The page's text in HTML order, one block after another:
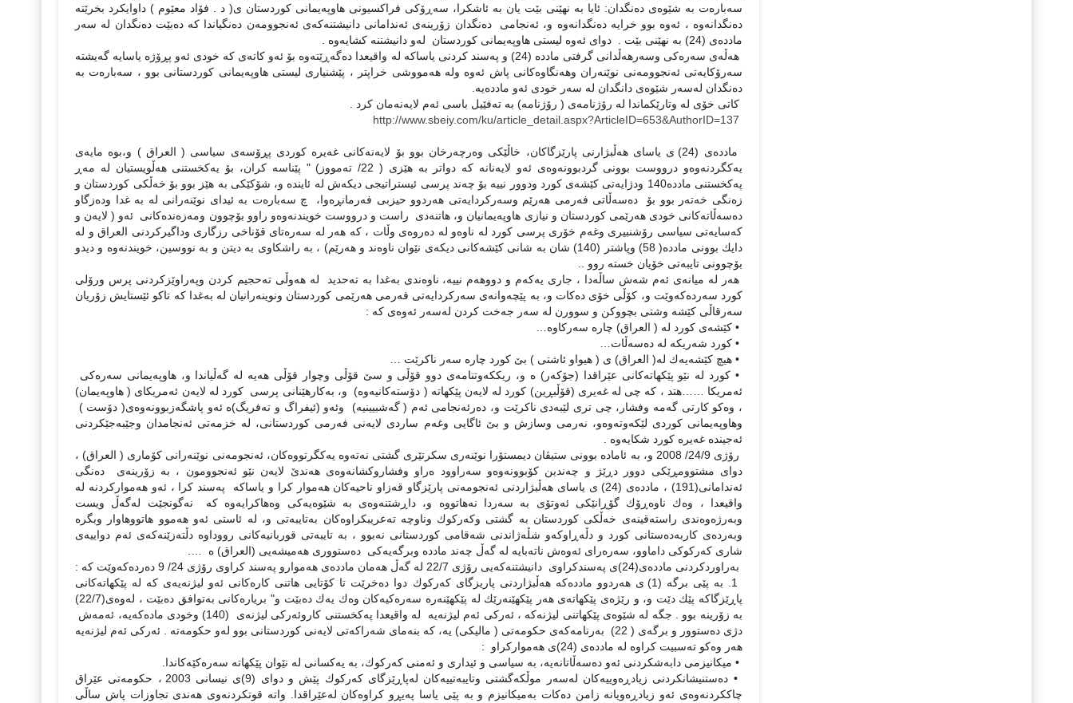
سه‌باره‌ت به‌ شێوه‌ی ده‌نگدان: ئایا به‌ نهێنی بێت یان به‌ ئاشكرا، سه‌ڕۆكی فراكسیونی هاوپه‌یمانی كوردستان ی( د . فۆاد معێوم ) داوایكرد بخرێته‌
ده‌نگدانه‌وه‌ ، ئه‌وه‌ بوو خرایه‌ ده‌نگدانه‌وه‌ و، ئه‌نجامی ده‌نگدان زۆرینه‌ی ئه‌ندامانی د‌انیشتنه‌كه‌ی ئه‌نجوومه‌ن ده‌نگیاندا كه‌ ده‌بێت ده‌نگدان له‌ سه‌ر
مادده‌ی (24) به‌ نهێنی بێت . دوای ئه‌وه‌‌‌ لیستی هاوپه‌یمانی كوردستان ‌ له‌و‌ دانیشتنه‌ كشایه‌وه‌‌ .
هه‌ڵه‌ی سه‌ره‌كی وسه‌رهه‌ڵدانی گرفتی مادده‌ (24) و په‌سند كردنی یاساكه‌ له‌ واقیعدا ده‌گه‌ڕێته‌وه‌ بۆ ئه‌و كاته‌ی كه‌ خودی ئه‌و پڕۆژه‌ یاسایه‌ گه‌یشته‌
سه‌رۆكایه‌تی ئه‌نجوومه‌نی نوێنه‌ران وهه‌نگاوه‌كانی پاش ئه‌وه‌ وله‌ هه‌مووشی خراپتر ، پێشنیاری لیستی هاوپه‌یمانی كوردستانی بوو ، سه‌باره‌ت به‌
ده‌نگدان له‌سه‌ر شێوه‌ی دانگدان له‌ سه‌ر خودی ئه‌و مادده‌یه‌.
كاتی خۆی له‌ وتارێكماندا له‌ رۆژنامه‌ی ( رۆژنامه‌) به ته‌فێیل باسی ئه‌م لایه‌نه‌مان كرد .
http://www.sbeiy.com/ku/article_detail.aspx?ArticleID=653&AuthorID=137
مادده‌ی (24) ی یاسای هه‌ڵبژارنی پارێزگاكان، خاڵێكی وه‌رچه‌رخان بوو بۆ لایه‌نه‌كانی غه‌یره‌ كوردی پڕۆسه‌ی سیاسی ( العراق ) و،‌بوه‌ مایه‌ی
یه‌كگردنه‌وه‌و درووست بوونی گردبوونه‌وه‌ی ئه‌و لایه‌نانه كه‌ دواتر به‌ هێزی ( 22/ ته‌مووز) " پێناسه‌ كران، بۆ یه‌كخستنی هه‌ڵویستیان له‌ مه‌ڕ
په‌كخستنی مادده‌140 ودژایه‌تی كێشه‌ی كورد ودوور نییه‌ بۆ چه‌ند پرسی ئیستراتیجی دیكه‌ش له‌ ئاینده‌ و، شۆكێكی به‌ هێز بوو بۆ خه‌ڵكی كوردستان و
زه‌نگی خه‌ته‌ر بوو بۆ ده‌سه‌ڵاتی فه‌رمی هه‌رێم وسه‌ركردایه‌تی هه‌ردوو حیزبی فه‌رمانڕه‌وا، چ سه‌باره‌ت به‌ ئیدای نوێنه‌رانی له‌ به‌ غدا وده‌زگاو
ده‌سه‌ڵاته‌كانی خودی هه‌رێمی كوردستان و نیازی هاوپه‌یمانیان و، هاتنه‌دی راست و درووست خویندنه‌وه‌و راوو بۆچوون ومه‌زه‌نده‌كانی ئه‌و ( لایه‌ن و
كه‌سایه‌تی سیاسی رۆشنبیری وغه‌م خۆری پرسی كورد له‌ ناوه‌و له‌ ده‌روه‌ی وڵات ، كه‌ هه‌ر له‌ سه‌ره‌تای قۆناخی رزگاری وداگیركردنی العراق و له‌
دایك بوونی مادده‌( 58) وپاشتر (140) شان به‌ شانی كێشه‌كانی دیكه‌ی نێوان ناوه‌ند و هه‌رێم) ، به‌ راشكاوی به‌ دیتن و به‌ نووسین، خویندنه‌وه‌ و دیدو
بۆچوونی تایبه‌تی خۆیان خسته‌ روو ..
هه‌ر له‌ میانه‌ی‌ ئه‌م شه‌ش ساڵه‌دا ، جاری یه‌كه‌م و دووهه‌م نییه‌، ناوه‌ندی به‌غدا به‌ ته‌حدید له‌ هه‌وڵی ته‌حجیم كردن‌ وپه‌راوێزكردنی پرس ورۆلی
كورد سه‌رده‌كه‌وێت و، كۆڵی خۆی ده‌كات و، به‌ پێچه‌وانه‌ی سه‌ركردایه‌تی فه‌رمی هه‌رێمی كوردستان ونوینه‌رانیان له‌ به‌غدا كه‌ تاكو ئێستایش زۆریان
سه‌رقاڵی كێشه‌ وشتی بچووكن و سوورن له‌ سه‌ر جه‌خت كردن له‌سه‌ر ئه‌وه‌ی كه‌ :
• كێشه‌ی كورد له‌ ( العراق) چاره‌ سه‌ركاوه‌…
• كورد شه‌ریكه‌ له‌ ده‌سه‌ڵات‌…
• هیچ كێشه‌یه‌ك له(‌ العراق) ی ( هیواو ئاشتی ) بێ كورد چاره‌ سه‌ر ناكرێت …
• كورد له‌ نێو پێكهاته‌كانی عێراقدا (جۆكه‌ر) ه‌ و، ریككه‌وتنامه‌ی دوو قۆڵی و سێ قۆڵی وچوار قۆڵی هه‌یه‌ له گه‌ڵیاندا و، هاوپه‌یمانی سه‌ره‌كی
ئه‌مریكا ……هتد ، كه‌ چی له‌ غه‌یری (قۆڵبڕین) كورد له‌ لایه‌ن پێكهاته ‌( دۆسته‌كانیه‌وه‌) و، به‌كارهێنانی پرسی كورد له‌ لایه‌ن ئه‌مریكای ( هاوپه‌یمان)
، وه‌كو كارتی گه‌مه‌ وفشار، چی تری لێبه‌دی ناكرێت و، ده‌رئه‌نجامی ئه‌م ( گه‌شبیینیه‌) وئه‌و (ئیفراگ و ته‌فریگ)ه ئه‌و‌ پاشگه‌زبوونه‌وه‌ی( دۆست )
وهاوپه‌یمانی كوردی لێكه‌وته‌وه‌و، نه‌رمی وسازش و بێ ئاگایی وغه‌م ساردی لایه‌نی فه‌رمی كوردستانی، له‌ خزمه‌تی ئه‌نجامدان وجێبه‌جێكردنی
ئه‌جینده‌ غه‌یره‌ كورد شكایه‌وه‌ .
رۆژی 24/9/ 2008 و، به‌ ئاماده‌ بوونی ستیڤان دیمستۆرا نوێنه‌‌ری سكرتێری گشتی نه‌ته‌وه‌ یه‌كگرتووه‌كان، ئه‌نجومه‌نی نوێنه‌رانی كۆماری ( العراق) ،
دوای مشتوومڕێكی دوور دڕێژ و چه‌ندین كۆبوونه‌وه‌و سه‌راوود ه‌راو وفشاروكشانه‌وه‌ی هه‌ندێ لایه‌ن نێو ئه‌نجوومون ، به‌ زۆرینه‌ی ده‌نگی
ئه‌ندامانی(191) ، مادده‌ی (24) ی یاسای هه‌ڵبژاردنی ئه‌نجومه‌نی پارێزگاو قه‌زاو ناحیه‌كان هه‌موار كرا و یاساكه‌ په‌سند كرا ، ئه‌و هه‌مواركردنه‌ له‌
واقیعدا ، وه‌ك ناوه‌ڕۆك گۆڕانێكی ئه‌وتۆی به‌ سه‌ردا نه‌هاتووه‌ و، داڕشتنه‌وه‌ی به‌‌ شێوه‌یه‌كی وه‌هاكرایه‌وه‌ كه‌ نه‌گونجێت له‌گه‌ڵ ویست
وبه‌رژه‌وه‌ندی راسته‌قینه‌ی خه‌ڵكی كوردستان به‌ گشتی وكه‌ركوك وناوچه‌ ته‌عریبكراوه‌كان به‌تایبه‌تی و، له‌ ئاستی ئه‌و هه‌موو هاتووهاوار وبگره‌
وبه‌رده‌ی كاربه‌ده‌ستانی كورد و دڵه‌ڕاوكه‌و شڵه‌ژاندنی شه‌قامی كوردستانی نه‌بوو ، به‌ تایبه‌تی قوربانیه‌كانی رووداوه‌ دڵته‌زێنه‌كه‌ی ئه‌م دواییه‌ی
شاری كه‌ركوكی داماوو، سه‌ره‌را‌ی ئه‌وه‌ش ناته‌بایه‌ له‌ گه‌ڵ چه‌ند مادده‌ وبرگه‌یه‌كی ده‌ستووری هه‌میشه‌یی (العراق) ه‌ ….
به‌راوردكردنی مادده‌ی(24)ی په‌سندكراوی دانیشتنه‌كه‌یی رۆژی 22/7 له‌ گه‌ڵ هه‌مان مادده‌ی هه‌موارو په‌سند كراوی رۆژی 24/ 9 ده‌رده‌كه‌وێت كه‌ :
1. به‌ پێی برگه‌ (1) ی هه‌ردوو مادده‌كه‌ هه‌ڵبژاردنی پاریزگای كه‌ركوك دوا ده‌خرێت تا كۆتایی هاتنی كاره‌كانی ئه‌و لیژنه‌یه‌ی كه‌ له‌ پێكهاته‌كانی
پاڕێزگاكه‌ پێك دێت و، و رێژه‌ی‌ پێكهاته‌ی‌ هه‌ر پێكهێنه‌رێك له‌ پێكهێنه‌ره‌‌ سه‌ره‌كیه‌كان وه‌ك یه‌ك ده‌بێت و" بریاره‌كانی به‌‌توافق ده‌بێت ، له‌وه‌ی(22/7)
به‌ زۆرینه‌ بوو . جگه‌ له‌ شێوه‌ی پێكهاتنی لیژنه‌كه‌ ، ئه‌ركی ئه‌م لیژنه‌یه‌ له‌ واقیعدا په‌كخستنی كاروئه‌ركی لیژنه‌ی (140) وخودی ماده‌كه‌یه‌، ئه‌مه‌ش
دژی ده‌ستوور و برگه‌ی ‌( 22) به‌رنامه‌كه‌ی حكومه‌تی ( مالیكی) یه‌، كه‌ بنه‌مای شه‌راكه‌تی لایه‌نی كوردستانی بوو له‌و حكومه‌ته‌ . ئه‌ركی ئه‌م لیژنه‌یه‌
هه‌ر وه‌كو ته‌سبیت كراوه له‌ مادده‌ی (24)ی هه‌مواركراو‌ ‌ :
• میكانیزمی دابه‌شكردنی ئه‌و ده‌سه‌ڵاتانه‌یه‌، به‌ سیاسی و ئیداری و ئه‌منی ‌‌كه‌ركوك، به‌ یه‌كسانی له‌ نێوان پێكهاته‌ سه‌ره‌كێه‌كاندا.
• ده‌ستنیشانكردنی زیاد‌ڕه‌وییه‌كان له‌سه‌ر موڵكه‌گشتی وتایبه‌تییه‌كان له‌پاڕێزگای كه‌ركوك پێش و دوای (9)ی نیسانی 2003 ، حكومه‌تی عێراق
چاككردنه‌وه‌ی ئه‌و زیادڕه‌ویانه‌‌ زامن ده‌كات به‌میكانیزم و به پێی یاسا په‌یڕو كراوه‌كان له‌عێراقدا. واته‌ قوتكردنه‌وی هه‌ندی تجاوزات پاش ساڵی